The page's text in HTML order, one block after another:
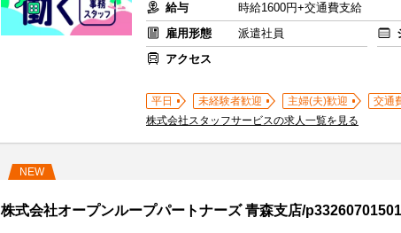
給与
時給1600円+交通費支給
雇用形態
派遣社員
アクセス
平日 未経験者歓迎 主婦(夫)歓迎 交通
株式会社スタッフサービスの求人一覧を見る
NEW
株式会社オープンループパートナーズ 青森支店/p33260701501